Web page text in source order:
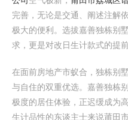
完善，无论是交通、阐述注解
极大的便利。选拔嘉善独栋别
求，更是对改日生计款式的提前
在面前房地产市蚁合，独栋别
与自住的双重优选。嘉善独栋
极度的居住体验，正迟缓成为
生计品性的东谈主士来说莆田